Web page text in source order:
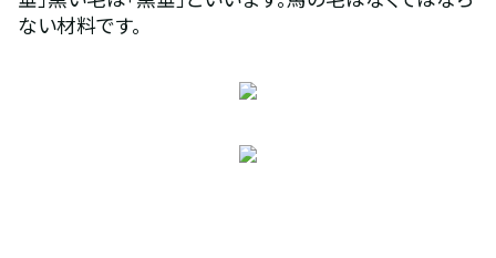
ない材料です。